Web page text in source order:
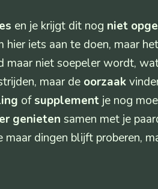
en je krijgt dit nog niet
hier iets aan te doen, maar
maar niet soepeler wordt,
maar de oorzaak
ofsupplement je nog
genieten samen met je
dingen blijft proberen,